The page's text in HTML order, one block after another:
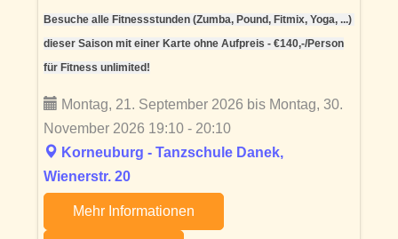
Besuche alle Fitnessstunden (Zumba, Pound, Fitmix, Yoga, ...)
dieser Saison mit einer Karte ohne Aufpreis - €140,-/Person
für Fitness unlimited!
Montag, 21. September 2026 bis Montag, 30.
November 2026 19:10 - 20:10
Korneuburg - Tanzschule Danek,
Wienerstr. 20
Mehr Informationen